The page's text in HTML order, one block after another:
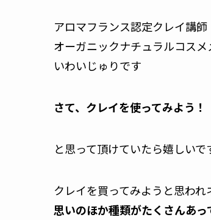
アロマフランス認定クレイ講師
オーガニックナチュラルコス
いわいじゅりです
さて、クレイを使ってみよう！
と思って頂けていたら嬉しいで
クレイを買ってみようと思われ
思いのほか種類がたくさんあっ